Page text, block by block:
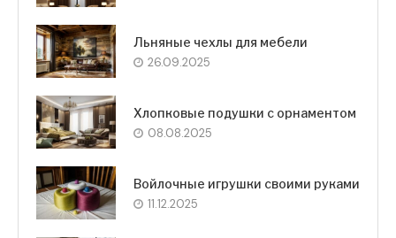
Льняные чехлы для мебели
26.09.2025
Хлопковые подушки с орнаментом
08.08.2025
Войлочные игрушки своими руками
11.12.2025